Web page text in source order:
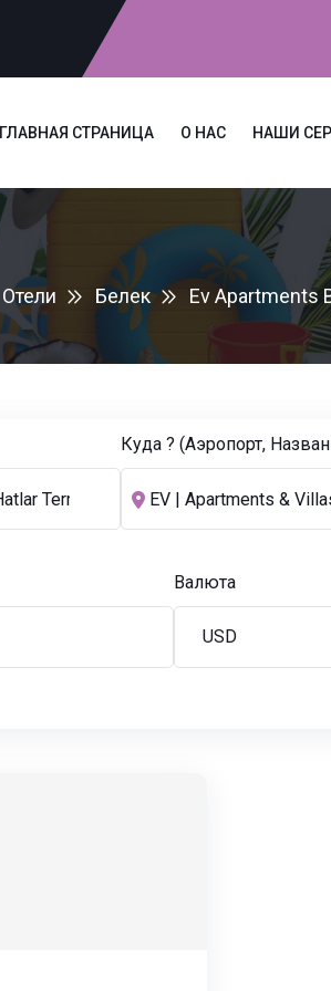
ГЛАВНАЯ СТРАНИЦА О НАС НАШИ
Oтели Белек Ev Apartments
Куда ? (Аэропорт,
Валюта